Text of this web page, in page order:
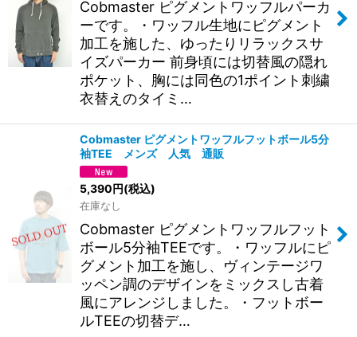
Cobmaster ピグメントワッフルパーカ
ーです。・ワッフル生地にピグメント
加工を施した、ゆったりリラックスサ
イズパーカー 前身頃には切替風の隠れ
ポケット、胸には同色の1ポイント刺繍
衣替えのタイミ…
Cobmaster ピグメントワッフルフットボール5分
袖TEE メンズ 人気 通販
5,390円(税込)
在庫なし
Cobmaster ピグメントワッフルフット
ボール5分袖TEEです。・ワッフルにピ
グメント加工を施し、ヴィンテージワ
ッペン調のデザインをミックスし古着
風にアレンジしました。・フットボー
ルTEEの切替デ…